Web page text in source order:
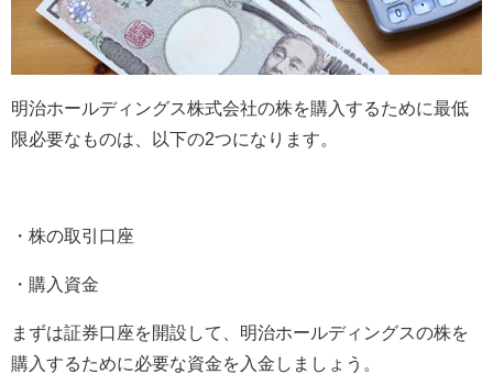
明治ホールディングス株式会社の株を購入するために最低
限必要なものは、以下の2つになります。
・株の取引口座
・購入資金
まずは証券口座を開設して、明治ホールディングスの株を
購入するために必要な資金を入金しましょう。